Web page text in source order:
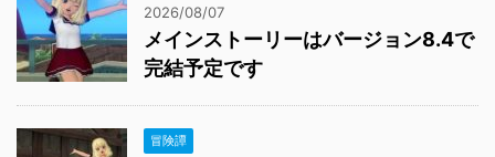
2026/08/07
メインストーリーはバージョン8.4で
完結予定です
冒険譚